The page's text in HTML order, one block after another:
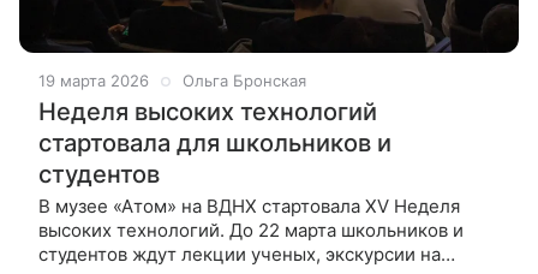
19 марта 2026 Ольга Бронская
Неделя высоких технологий
стартовала для школьников и
студентов
В музее «Атом» на ВДНХ стартовала XV Неделя
высоких технологий. До 22 марта школьников и
студентов ждут лекции ученых, экскурсии на